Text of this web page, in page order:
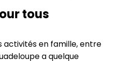
tous
activités en famille, entre
a quelque